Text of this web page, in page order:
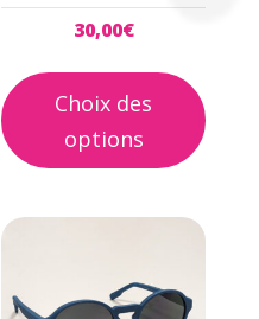
30,00€
Choix des
options
produit
Ce
a